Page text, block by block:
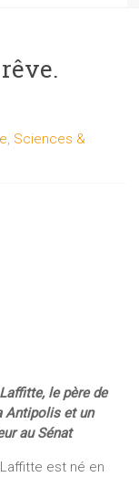
Sciences &
le père de
Antipolis et un
au Sénat
est né en